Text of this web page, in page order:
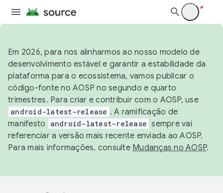
Em 2026, para nos alinharmos ao nosso modelo de
desenvolvimento estável e garantir a estabilidade da
plataforma para o ecossistema, vamos publicar o
código-fonte no AOSP no segundo e quarto
trimestres. Para criar e contribuir com o AOSP, use
android-latest-release . A ramificação de
manifesto
android-latest-release sempre vai
referenciar a versão mais recente enviada ao AOSP.
Para mais informações, consulte Mudanças no AOSP.